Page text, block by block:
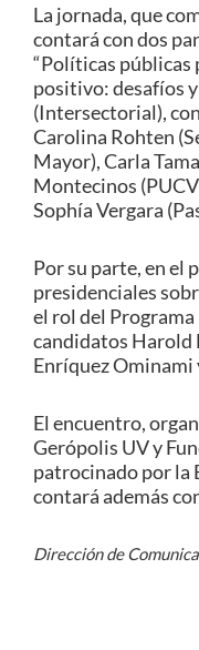
La jornada, que
contará con dos
“Políticas públicas
positivo: desafíos
(Intersectorial),
Carolina Rohten
Mayor), Carla
Montecinos
Sophía Vergara
Por su parte, en el
presidenciales
el rol del
candidatos
Enríquez Ominami
El encuentro,
Gerópolis UV y
patrocinado por la
contará además
Dirección de